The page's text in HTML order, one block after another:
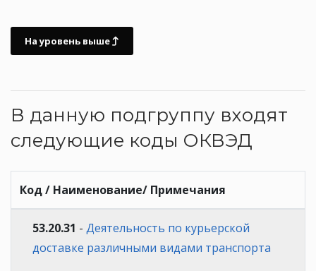
На уровень выше
В данную подгруппу входят
следующие коды ОКВЭД
Код / Наименование/ Примечания
53.20.31 - Деятельность по курьерской
доставке различными видами транспорта